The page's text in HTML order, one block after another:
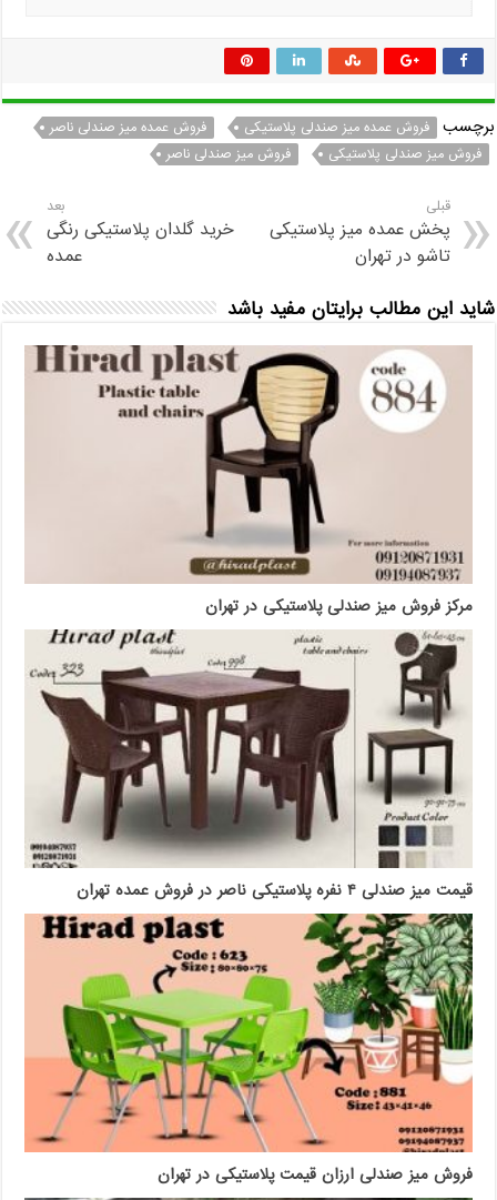
برچسب فروش عمده میز صندلی پلاستیکی
فروش عمده میز صندلی ناصر
فروش میز صندلی پلاستیکی
فروش میز صندلی ناصر
قبلی
پخش عمده میز پلاستیکی
تاشو در تهران
بعد
خرید گلدان پلاستیکی رنگی
عمده
شاید این مطالب برایتان مفید باشد
مرکز فروش میز صندلی پلاستیکی در تهران
قیمت میز صندلی ۴ نفره پلاستیکی ناصر در فروش عمده تهران
فروش میز صندلی ارزان قیمت پلاستیکی در تهران